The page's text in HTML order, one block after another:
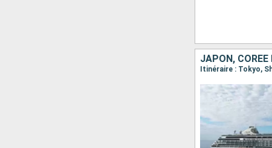
JAPON, CORÉE
Itinéraire : Tokyo,